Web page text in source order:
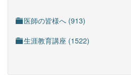
医師の皆様へ (913)
生涯教育講座 (1522)